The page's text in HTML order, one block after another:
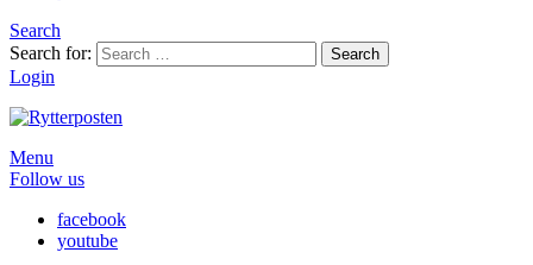
Search
Search for:
Search
Login
Menu
Follow us
facebook
youtube